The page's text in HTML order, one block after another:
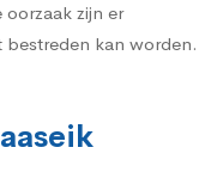
zijn er
kan worden.